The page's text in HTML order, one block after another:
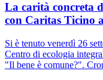
La carità concreta
con Caritas Ticino
Si è tenuto venerdì 26
Centro di ecologia
"Il bene è comune?".